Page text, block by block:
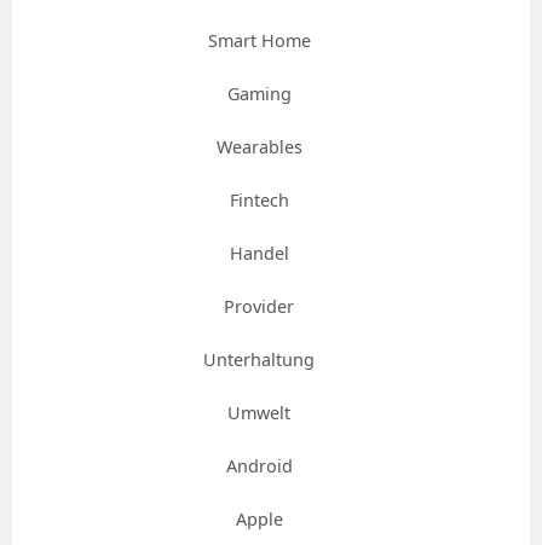
Smart Home
Gaming
Wearables
Fintech
Handel
Provider
Unterhaltung
Umwelt
Android
Apple